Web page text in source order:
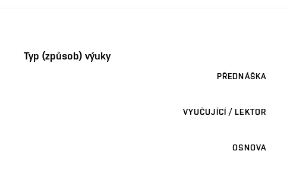
Typ (způsob) výuky
PŘEDNÁŠKA
VYUČUJÍCÍ / LEKTOR
OSNOVA